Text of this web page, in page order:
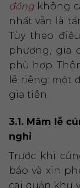
đồng không
nhất vẫn là
Tùy theo
phương, gia
phù hợp.
lễ riêng: một
gia tiên.
3.1. Mâm lễ
nghỉ
Trước khi
báo và xin
cai quản khu